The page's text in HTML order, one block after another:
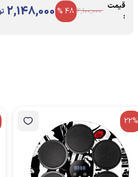
قیمت
:
4,100,000
48 %
2,148,000
22%